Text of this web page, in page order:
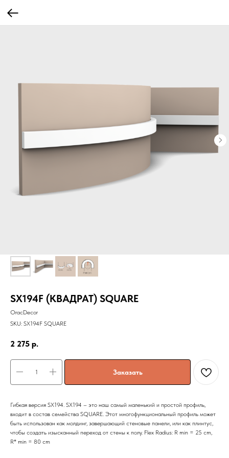
SX194F (КВАДРАТ) SQUARE
OracDecor
SKU: SX194F SQUARE
2 275 р.
Заказать
Гибкая версия SX194. SX194 – это наш самый маленький и простой профиль,
входит в состав семейства SQUARE. Этот многофункциональный профиль может
быть использован как молдинг, завершающий стеновые панели, или как плинтус,
чтобы создать изысканный переход от стены к полу. Flex Radius: R min = 25 cm,
R* min = 80 cm